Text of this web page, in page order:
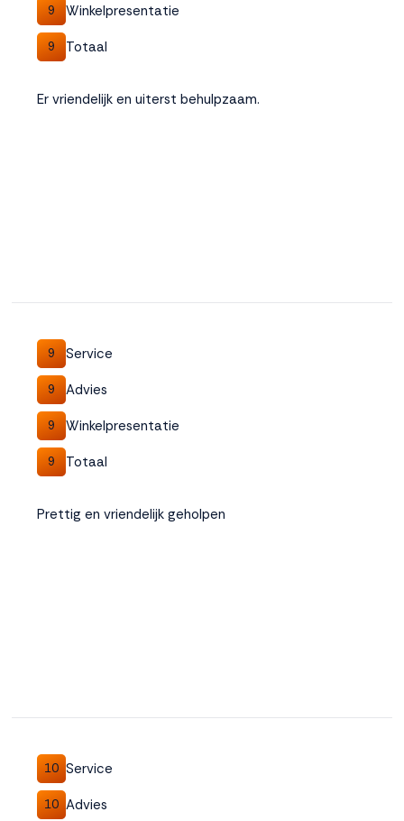
9 Winkelpresentatie
9 Totaal
Er vriendelijk en uiterst behulpzaam.
9 Service
9 Advies
9 Winkelpresentatie
9 Totaal
Prettig en vriendelijk geholpen
10 Service
10 Advies